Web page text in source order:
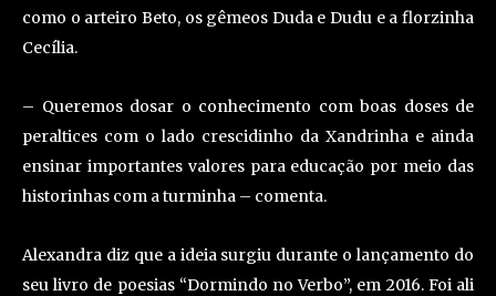
como o arteiro Beto, os gêmeos Duda e Dudu e a florzinha
Cecília.
– Queremos dosar o conhecimento com boas doses de
peraltices com o lado crescidinho da Xandrinha e ainda
ensinar importantes valores para educação por meio das
historinhas com a turminha – comenta.
Alexandra diz que a ideia surgiu durante o lançamento do
seu livro de poesias “Dormindo no Verbo”, em 2016. Foi ali